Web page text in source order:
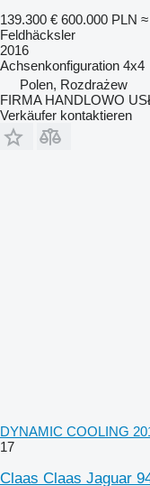
139.300 € 600.000 PLN
Feldhäcksler
2016
Achsenkonfiguration 4x4
Polen, Rozdrażew
FIRMA HANDLOWO
Verkäufer kontaktieren
DYNAMIC COOLING
17
Claas Claas Jaguar